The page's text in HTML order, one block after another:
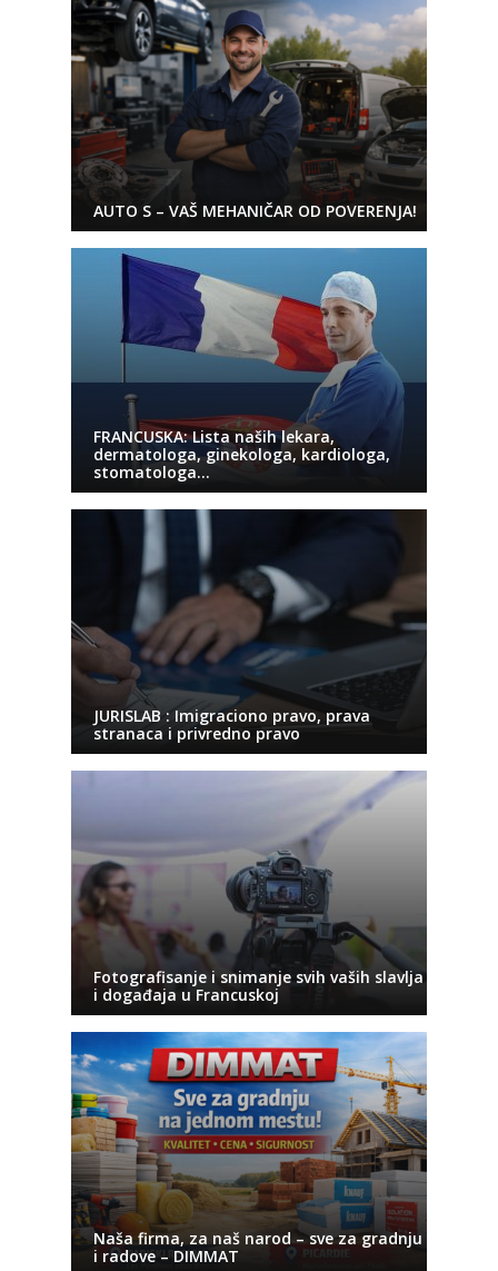
AUTO S – VAŠ MEHANIČAR OD POVERENJA!
FRANCUSKA: Lista naših lekara,
dermatologa, ginekologa, kardiologa,
stomatologa…
JURISLAB : Imigraciono pravo, prava
stranaca i privredno pravo
Fotografisanje i snimanje svih vaših slavlja
i događaja u Francuskoj
Naša firma, za naš narod – sve za gradnju
i radove – DIMMAT